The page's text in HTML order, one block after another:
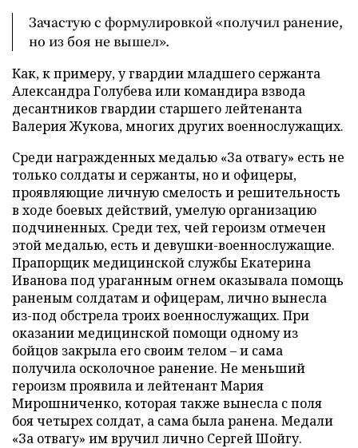
Зачастую с формулировкой «получил ранение,
но из боя не вышел».
Как, к примеру, у гвардии младшего сержанта
Александра Голубева или командира взвода
десантников гвардии старшего лейтенанта
Валерия Жукова, многих других военнослужащих.
Среди награжденных медалью «За отвагу» есть не
только солдаты и сержанты, но и офицеры,
проявляющие личную смелость и решительность
в ходе боевых действий, умелую организацию
подчиненных. Среди тех, чей героизм отмечен
этой медалью, есть и девушки-военнослужащие.
Прапорщик медицинской службы Екатерина
Иванова под ураганным огнем оказывала помощь
раненым солдатам и офицерам, лично вынесла
из-под обстрела троих военнослужащих. При
оказании медицинской помощи одному из
бойцов закрыла его своим телом – и сама
получила осколочное ранение. Не меньший
героизм проявила и лейтенант Мария
Мирошниченко, которая также вынесла с поля
боя четырех солдат, а сама была ранена. Медали
«За отвагу» им вручил лично Сергей Шойгу.